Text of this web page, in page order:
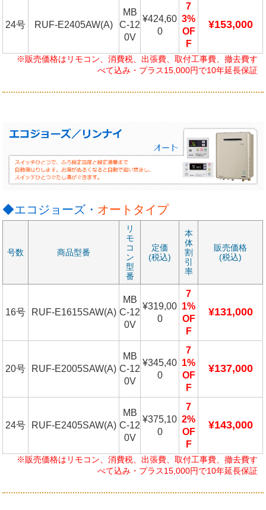
24号 RUF-E2405AW(A)
MB
C-12
0V
¥424,60
0
7
3%
OF
F
¥153,000
※販売価格はリモコン、消費税、出張費、取付工事費、撤去費す
べて込み・プラス15,000円で10年延長保証
◆エコジョーズ・ オートタイプ
号数 商品型番
リ
モ
コ
ン
型
番
定価
(税込)
本
体
割
引
率
販売価格
(税込)
16号 RUF-E1615SAW(A)
MB
C-12
0V
¥319,00
0
7
1%
OF
F
¥131,000
20号 RUF-E2005SAW(A)
MB
C-12
0V
¥345,40
0
7
1%
OF
F
¥137,000
24号 RUF-E2405SAW(A)
MB
C-12
0V
¥375,10
0
7
2%
OF
F
¥143,000
※販売価格はリモコン、消費税、出張費、取付工事費、撤去費す
べて込み・プラス15,000円で10年延長保証